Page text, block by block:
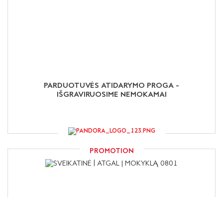
PARDUOTUVĖS ATIDARYMO PROGA –
IŠGRAVIRUOSIME NEMOKAMAI
PROMOTION